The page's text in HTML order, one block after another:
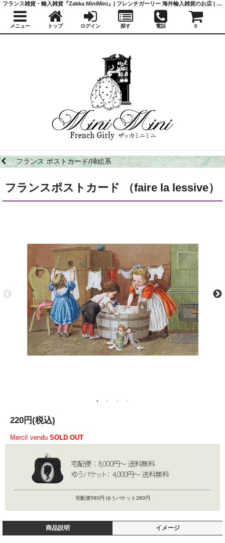
フランス ポストカード/挿絵系
フランスポストカード （faire la lessive）
220円(税込)
Merci! vendu SOLD OUT
宅配便590円 ゆうパケット280円
商品説明 イメージ
フランス雑貨・輸入雑貨『Zakka MiniMini』| フレンチガーリー 海外輸入雑貨のお店 | かわいい雑貨 | 蚤の市 | アンティーク
メニュー トップ ログイン 探す 電話 0